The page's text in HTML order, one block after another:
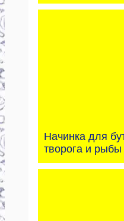
Начинка для
творога и рыбы